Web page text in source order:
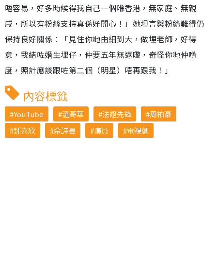
唔容易，好多時候得我自己一個喺香港，無家庭、無親
戚，所以有粉絲支持真係好開心！」她坦言與粉絲難得仍
保持良好關係︰「見住你哋由細到大，做埋老師，好得
意，我結咗婚生埋仔，仲要五年無返嚟，奇怪你哋仲喺
度，照計應該跟咗第二個（明星）唔再跟我！」
內容標籤
YouTube 溫哥華 法證先鋒
周柏豪
鍾嘉欣
佘詩曼 演員 電視劇